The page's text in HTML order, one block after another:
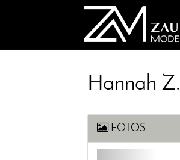
Hannah Z.
FOTOS